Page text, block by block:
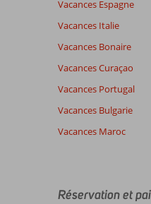
commentaires
Expériences
de nos
clients
n'y
commentaires
Vacances Espagne
Vacances Italie
Vacances Bonaire
Vacances Curaçao
Vacances Portugal
Vacances Bulgarie
Vacances Maroc
Réservation et